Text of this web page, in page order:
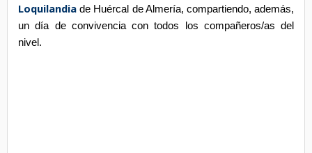
Loquilandia de Huércal de Almería, compartiendo, además,
un día de convivencia con todos los compañeros/as del
nivel.